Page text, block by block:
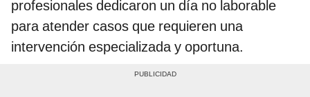
profesionales dedicaron un día no laborable
para atender casos que requieren una
intervención especializada y oportuna.